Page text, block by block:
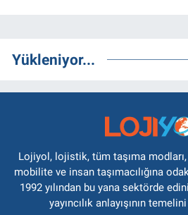
Yükleniyor...
Lojiyol, lojistik, tüm taşıma
mobilite ve insan taşımacılığına
1992 yılından bu yana sektörde
yayıncılık anlayışının